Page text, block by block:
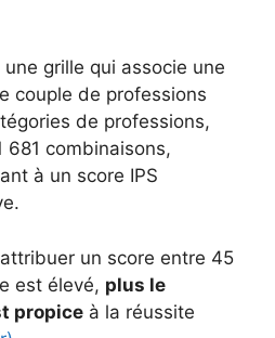
grille qui associe une
couple de professions
de professions,
681 combinaisons,
à un score IPS
un score entre 45
est élevé, plus le
propice à la réussite